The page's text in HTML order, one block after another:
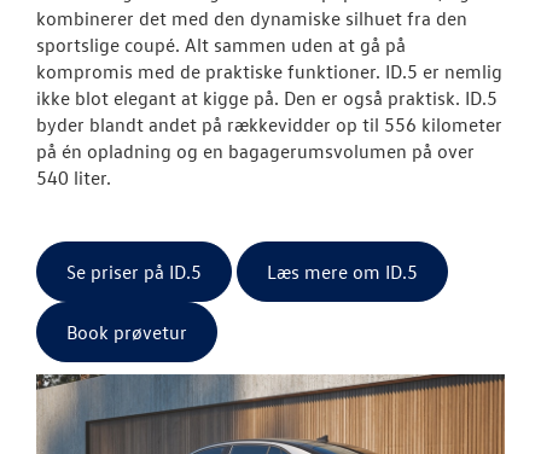
kombinerer det med den dynamiske silhuet fra den
sportslige coupé. Alt sammen uden at gå på
kompromis med de praktiske funktioner. ID.5 er nemlig
ikke blot elegant at kigge på. Den er også praktisk. ID.5
byder blandt andet på rækkevidder op til 556 kilometer
på én opladning og en bagagerumsvolumen på over
540 liter.
Se priser på ID.5 Læs mere om ID.5
Book prøvetur